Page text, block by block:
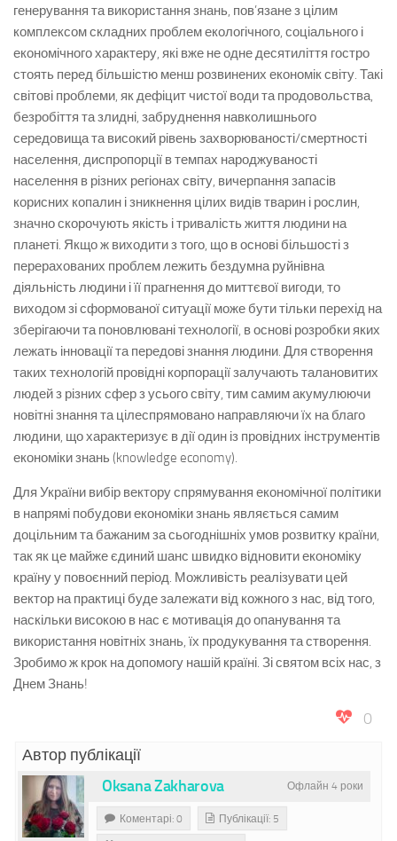
генерування та використання знань, пов’язане з цілим
комплексом складних проблем екологічного, соціального і
економічного характеру, які вже не одне десятиліття гостро
стоять перед більшістю менш розвинених економік світу. Такі
світові проблеми, як дефіцит чистої води та продовольства,
безробіття та злидні, забруднення навколишнього
середовища та високий рівень захворюваності/смертності
населення, диспропорції в темпах народжуваності
населення в різних регіонах світу, вичерпання запасів
корисних копалин і зникнення цілих видів тварин і рослин,
значно скорочують якість і тривалість життя людини на
планеті. Якщо ж виходити з того, що в основі більшості з
перерахованих проблем лежить бездумна руйнівна
діяльність людини і її прагнення до миттєвої вигоди, то
виходом зі сформованої ситуації може бути тільки перехід на
зберігаючи та поновлювані технології, в основі розробки яких
лежать інновації та передові знання людини. Для створення
таких технологій провідні корпорації залучають талановитих
людей з різних сфер з усього світу, тим самим акумулюючи
новітні знання та цілеспрямовано направляючи їх на благо
людини, що характеризує в дії один із провідних інструментів
економіки знань (knowledge economy).
Для України вибір вектору спрямування економічної політики
в напрямі побудови економіки знань являється самим
доцільним та бажаним за сьогоднішніх умов розвитку країни,
так як це майже єдиний шанс швидко відновити економіку
країну у повоєнний період. Можливість реалізувати цей
вектор на практиці буде залежати від кожного з нас, від того,
наскільки високою в нас є мотивація до опанування та
використання новітніх знань, їх продукування та створення.
Зробимо ж крок на допомогу нашій країні. Зі святом всіх нас, з
Днем Знань!
0
Автор публікації
Офлайн 4 роки
Oksana Zakharova
Коментарі: 0 Публікації: 5